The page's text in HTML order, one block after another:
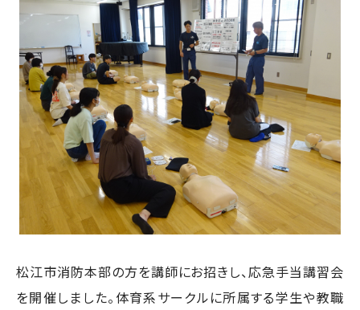
松江市消防本部の方を講師にお招きし、応急手当講習会
を開催しました。体育系サークルに所属する学生や教職